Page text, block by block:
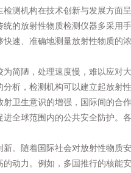
测机构在技术创新与发展方面呈
的放射性物质检测仪器多采用
速、准确地测量放射性物质
简陋，处理速度慢，难以应
析，检测机构可以建立起放射
卫生意识的增强，国际间的合
全球范围内的公共安全防护
。随着国际社会对放射性物
动力。例如，多国推行的核